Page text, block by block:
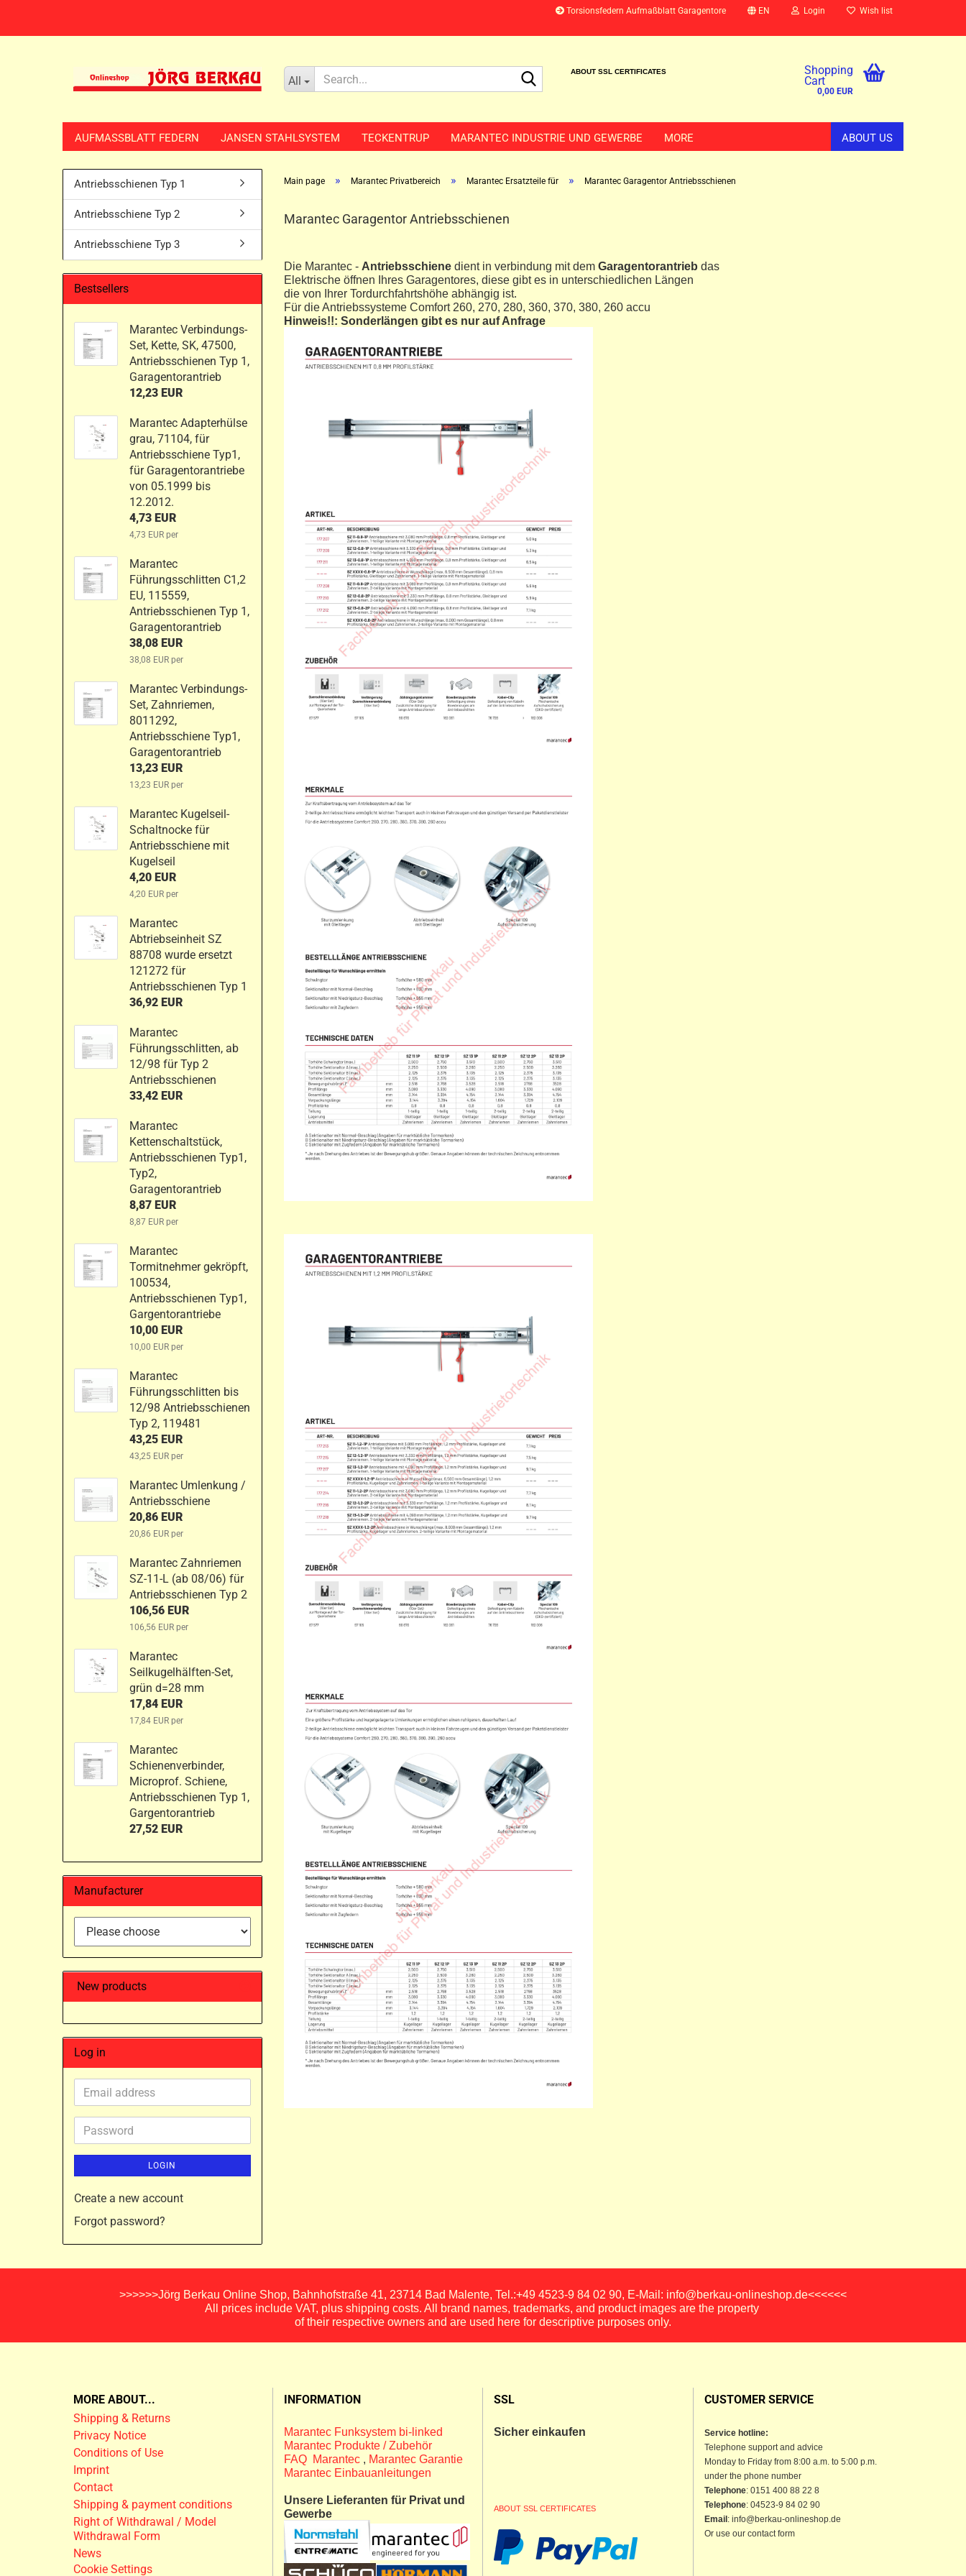
Torsionsfedern Aufmaßblatt Garagentore EN Login Wish list
All
Search...ABOUT SSL CERTIFICATES Shopping
Cart
0,00 EUR
AUFMASSBLATT FEDERN JANSEN STAHLSYSTEM TECKENTRUP MARANTEC INDUSTRIE UND GEWERBE ABOUT US
MORE
Main page » Marantec Privatbereich » Marantec Ersatzteile für » Marantec Garagentor Antriebsschienen
Marantec Garagentor Antriebsschienen
Die Marantec - Antriebsschiene dient in verbindung mit dem Garagentorantrieb das
Elektrische öffnen Ihres Garagentores, diese gibt es in unterschiedlichen Längen
die von Ihrer Tordurchfahrtshöhe abhängig ist.
Für die Antriebssysteme Comfort 260, 270, 280, 360, 370, 380, 260 accu
Hinweis!!: Sonderlängen gibt es nur auf Anfrage
Antriebsschienen Typ 1
Antriebsschiene Typ 2
Antriebsschiene Typ 3
Bestsellers
Marantec Verbindungs-
Set, Kette, SK, 47500,
Antriebsschienen Typ 1,
Garagentorantrieb
12,23 EUR
Marantec Adapterhülse
grau, 71104, für
Antriebsschiene Typ1,
für Garagentorantriebe
von 05.1999 bis
12.2012.
4,73 EUR
4,73 EUR per
Marantec
Führungsschlitten C1,2
EU, 115559,
Antriebsschienen Typ 1,
Garagentorantrieb
38,08 EUR
38,08 EUR per
Marantec Verbindungs-
Set, Zahnriemen,
8011292,
Antriebsschiene Typ1,
Garagentorantrieb
13,23 EUR
13,23 EUR per
Marantec Kugelseil-
Schaltnocke für
Antriebsschiene mit
Kugelseil
4,20 EUR
4,20 EUR per
Marantec
Abtriebseinheit SZ
88708 wurde ersetzt
121272 für
Antriebsschienen Typ 1
36,92 EUR
Marantec
Führungsschlitten, ab
12/98 für Typ 2
Antriebsschienen
33,42 EUR
Marantec
Kettenschaltstück,
Antriebsschienen Typ1,
Typ2,
Garagentorantrieb
8,87 EUR
8,87 EUR per
Marantec
Tormitnehmer gekröpft,
100534,
Antriebsschienen Typ1,
Gargentorantriebe
10,00 EUR
10,00 EUR per
Marantec
Führungsschlitten bis
12/98 Antriebsschienen
Typ 2, 119481
43,25 EUR
43,25 EUR per
Marantec Umlenkung /
Antriebsschiene
20,86 EUR
20,86 EUR per
Marantec Zahnriemen
SZ-11-L (ab 08/06) für
Antriebsschienen Typ 2
106,56 EUR
106,56 EUR per
Marantec
Seilkugelhälften-Set,
grün d=28 mm
17,84 EUR
17,84 EUR per
Marantec
Schienenverbinder,
Microprof. Schiene,
Antriebsschienen Typ 1,
Gargentorantrieb
27,52 EUR
Manufacturer
New products
Log in
Email
address
Password
LOGIN
Create a new account
Forgot password?
>>>>>>Jörg Berkau Online Shop, Bahnhofstraße 41, 23714 Bad Malente, Tel.:+49 4523-9 84 02 90, E-Mail: info@berkau-onlineshop.de<<<<<<
All prices include VAT, plus shipping costs. All brand names, trademarks, and product images are the property
of their respective owners and are used here for descriptive purposes only.
MORE ABOUT...
Shipping & Returns
Privacy Notice
Conditions of Use
Imprint
Contact
Shipping & payment conditions
Right of Withdrawal / Model
Withdrawal Form
News
Cookie Settings
INFORMATION
Marantec Funksystem bi-linked
Marantec Produkte / Zubehör
FAQ Marantec , Marantec Garantie
Marantec Einbauanleitungen
Unsere Lieferanten für Privat und
Gewerbe
SSL
Sicher einkaufen
ABOUT SSL CERTIFICATES
CUSTOMER SERVICE
Service hotline:
Telephone support and advice
Monday to Friday from 8:00 a.m. to 5:00 p.m.
under the phone number
Telephone: 0151 400 88 22 8
Telephone: 04523-9 84 02 90
Email : info@berkau-onlineshop.de
Or use our contact form